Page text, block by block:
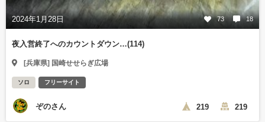
2024年1月28日 73 18
夜入営終了へのカウントダウン…(114)
[兵庫県] 国崎せせらぎ広場
ソロ フリーサイト
ぞのさん 219 219